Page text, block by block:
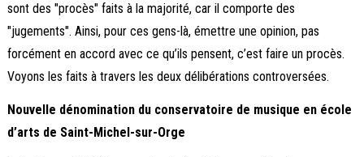
sont des "procès" faits à la majorité, car il comporte des
"jugements". Ainsi, pour ces gens-là, émettre une opinion, pas
forcément en accord avec ce qu’ils pensent, c’est faire un procès.
Voyons les faits à travers les deux délibérations controversées.
Nouvelle dénomination du conservatoire de musique en école
d’arts de Saint-Michel-sur-Orge